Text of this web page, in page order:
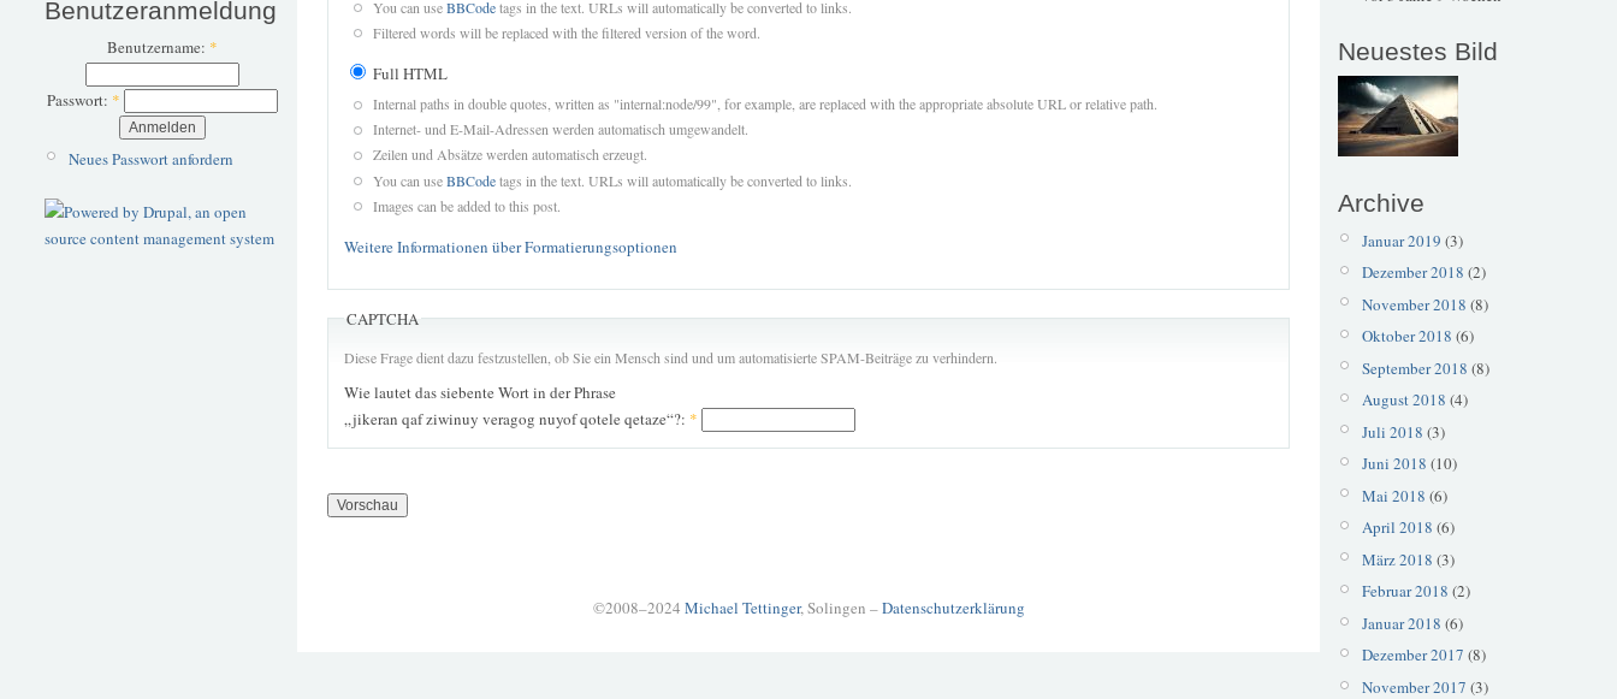
Benutzeranmeldung
Benutzername: *
Passwort: *
Neues Passwort anfordern
You can useBBCodetags in the text. URLs will automatically be converted to links.
Filtered words will be replaced with the filtered version of the word.
Full HTML
Internal paths in double quotes, written as "internal:node/99", for example, are replaced with the appropriate absolute URL or relative path.
Internet- und E-Mail-Adressen werden automatisch umgewandelt.
Zeilen und Absätze werden automatisch erzeugt.
You can useBBCodetags in the text. URLs will automatically be converted to links.
Images can be added to this post.
Weitere Informationen über Formatierungsoptionen
CAPTCHA
Diese Frage dient dazu festzustellen, ob Sie ein Mensch sind und um automatisierte SPAM-Beiträge zu verhindern.
Wie lautet das siebente Wort in der Phrase
„jikeran qaf ziwinuy veragog nuyof qotele qetaze“?: *
©2008–2024 Michael Tettinger, Solingen –Datenschutzerklärung
Neuestes Bild
Archive
Januar 2019 (3)
Dezember 2018 (2)
November 2018 (8)
Oktober 2018 (6)
September 2018 (8)
August 2018 (4)
Juli 2018 (3)
Juni 2018 (10)
Mai 2018 (6)
April 2018 (6)
März 2018 (3)
Februar 2018 (2)
Januar 2018 (6)
Dezember 2017 (8)
November 2017 (3)